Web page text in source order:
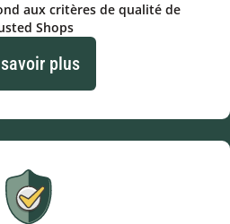
aux critères de qualité de
Shops
plus